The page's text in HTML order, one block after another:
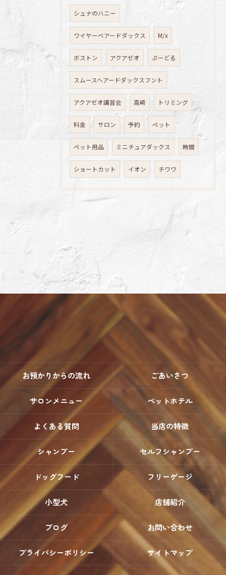
シュナのハニー
ワイヤーベアードダックス M/x
ボストン アクアゼオ ぷーどる
スムースヘアードダックスフント
アクアゼオ講習会 高崎 トリミング
料金 サロン 予約 ペット
ペット用品 ミニチュアダックス 時間
ショートカット イオン チワワ
お預かりからの流れ ごあいさつ
サロンメニュー ペットホテル
よくある質問 当店の特徴
シャンプー セルフシャンプー
ドッグフード フリーゲージ
小型犬 店舗紹介
ブログ お問い合わせ
プライバシーポリシー サイトマップ